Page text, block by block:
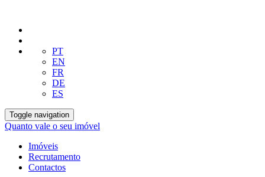
PT
EN
FR
DE
ES
Toggle navigation
Quanto vale o seu imóvel
Imóveis
Recrutamento
Contactos